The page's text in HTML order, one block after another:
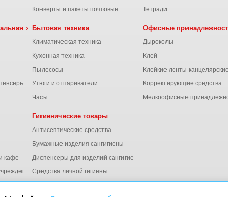
Конверты и пакеты почтовые
Тетради
химия
Бытовая техника
Климатическая техника
Кухонная техника
Пылесосы
Утюги и отпариватели
Часы
Офисные
Дыроколы
Клей
Клейкие ленты канцелярские
Корректирующие средства
Мелкоофисные
кафе
Гигиенические товары
Антисептические средства
Бумажные изделия сангигиены
Диспенсеры для изделий сангигиены
Средства личной гигиены